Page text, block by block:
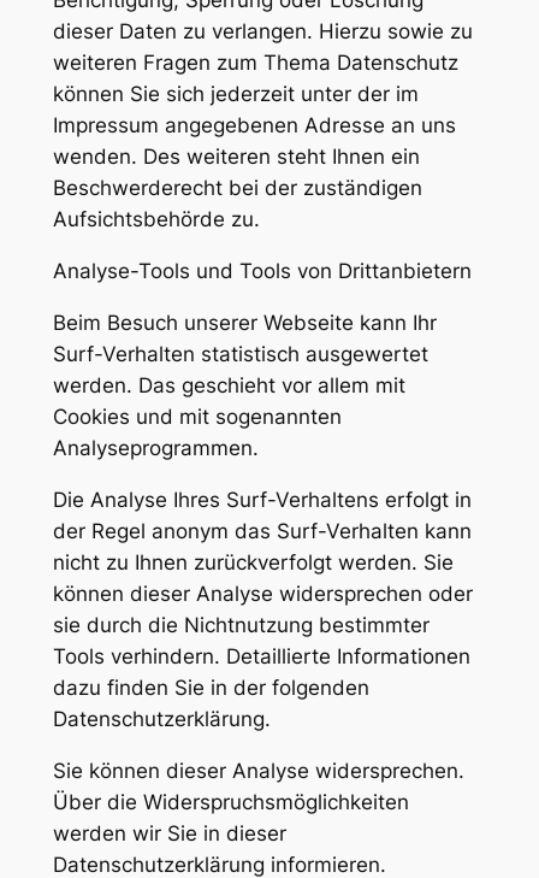
dieser Daten zu verlangen. Hierzu sowie zu
weiteren Fragen zum Thema Datenschutz
können Sie sich jederzeit unter der im
Impressum angegebenen Adresse an uns
wenden. Des weiteren steht Ihnen ein
Beschwerderecht bei der zuständigen
Aufsichtsbehörde zu.
Analyse-Tools und Tools von Drittanbietern
Beim Besuch unserer Webseite kann Ihr
Surf-Verhalten statistisch ausgewertet
werden. Das geschieht vor allem mit
Cookies und mit sogenannten
Analyseprogrammen.
Die Analyse Ihres Surf-Verhaltens erfolgt in
der Regel anonym das Surf-Verhalten kann
nicht zu Ihnen zurückverfolgt werden. Sie
können dieser Analyse widersprechen oder
sie durch die Nichtnutzung bestimmter
Tools verhindern. Detaillierte Informationen
dazu finden Sie in der folgenden
Datenschutzerklärung.
Sie können dieser Analyse widersprechen.
Über die Widerspruchsmöglichkeiten
werden wir Sie in dieser
Datenschutzerklärung informieren.